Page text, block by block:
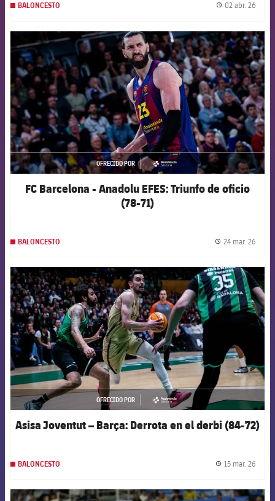
BALONCESTO 02 abr. 26
FCB Barcelona badge
OFRECIDO POR
asistencia
FC Barcelona - Anadolu EFES: Triunfo de oficio
(78-71)
BALONCESTO 24 mar. 26
FCB Barcelona badge
OFRECIDO POR
asistencia
Asisa Joventut – Barça: Derrota en el derbi (84-72)
BALONCESTO 15 mar. 26
FCB Barcelona badge